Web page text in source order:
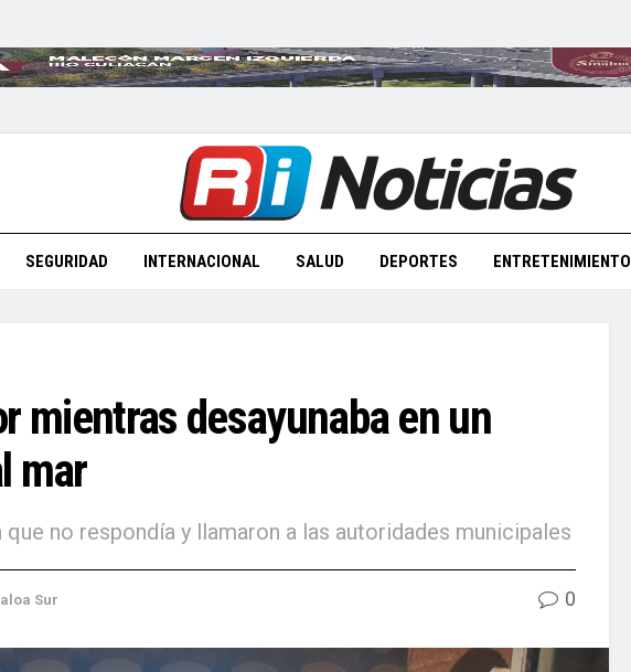
SEGURIDAD INTERNACIONAL SALUD DEPORTES ENTRETENIMIENTO
mientras desayunaba en un
mar
no respondía y llamaron a las autoridades municipales
Sur 0